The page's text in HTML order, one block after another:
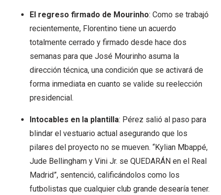
El regreso firmado de Mourinho: Como se trabajó
recientemente, Florentino tiene un acuerdo
totalmente cerrado y firmado desde hace dos
semanas para que José Mourinho asuma la
dirección técnica, una condición que se activará de
forma inmediata en cuanto se valide su reelección
presidencial.
Intocables en la plantilla: Pérez salió al paso para
blindar el vestuario actual asegurando que los
pilares del proyecto no se mueven. “Kylian Mbappé,
Jude Bellingham y Vini Jr. se QUEDARÁN en el Real
Madrid”, sentenció, calificándolos como los
futbolistas que cualquier club grande desearía tener.